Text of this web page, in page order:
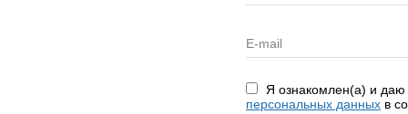
Я ознакомлен(а) и даю
персональных данных в